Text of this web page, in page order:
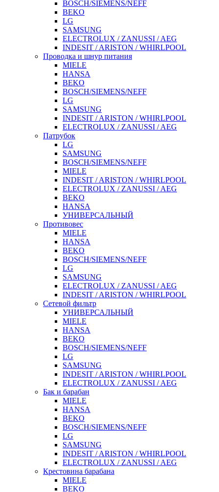
BOSCH/SIEMENS/NEFF
BEKO
LG
SAMSUNG
ELECTROLUX / ZANUSSI / AEG
INDESIT / ARISTON / WHIRLPOOL
Проводка и шнур питания
MIELE
HANSA
BEKO
BOSCH/SIEMENS/NEFF
LG
SAMSUNG
INDESIT / ARISTON / WHIRLPOOL
ELECTROLUX / ZANUSSI / AEG
Патрубок
LG
SAMSUNG
BOSCH/SIEMENS/NEFF
MIELE
INDESIT / ARISTON / WHIRLPOOL
ELECTROLUX / ZANUSSI / AEG
BEKO
HANSA
УНИВЕРСАЛЬНЫЙ
Противовес
MIELE
HANSA
BEKO
BOSCH/SIEMENS/NEFF
LG
SAMSUNG
ELECTROLUX / ZANUSSI / AEG
INDESIT / ARISTON / WHIRLPOOL
Сетевой фильтр
УНИВЕРСАЛЬНЫЙ
MIELE
HANSA
BEKO
BOSCH/SIEMENS/NEFF
LG
SAMSUNG
INDESIT / ARISTON / WHIRLPOOL
ELECTROLUX / ZANUSSI / AEG
Бак и барабан
MIELE
HANSA
BEKO
BOSCH/SIEMENS/NEFF
LG
SAMSUNG
INDESIT / ARISTON / WHIRLPOOL
ELECTROLUX / ZANUSSI / AEG
Крестовина барабана
MIELE
BEKO